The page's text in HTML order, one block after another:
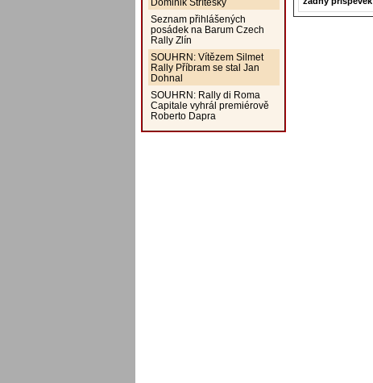
Seznam přihlášených
posádek na Barum Czech
Rally Zlín
SOUHRN: Vítězem Silmet
Rally Příbram se stal Jan
Dohnal
SOUHRN: Rally di Roma
Capitale vyhrál premiérově
Roberto Dapra